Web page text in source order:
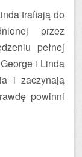
trafiają do
przez
pełnej
i Linda
i zaczynają
powinni